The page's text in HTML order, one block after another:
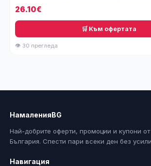
26.10€
🛒 Към офертата
👁 30 прегледа
НамаленияBG
Най-добрите оферти, промоции и купони
България. Спести пари всеки ден без
Навигация